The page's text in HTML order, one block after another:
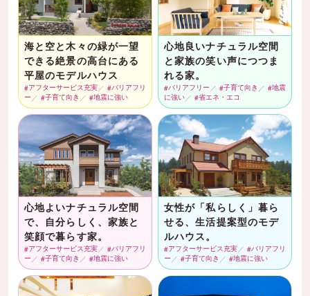
海と空と木々の緑が一望
できる絶景の高台にある
平屋のモデルハウス
アフターサービス充実
バリアフリ
ー
子育て向き 地震に強い
心地良いナチュラル空間
と家族の笑い声につつま
れる家。
バリアフリー 子育て向き
地震
に強い
省エネ・エコ
心地よいナチュラル空間
で、自分らしく、家族と
笑顔で暮らす家。
アフターサービス充実
バリアフリ
ー
子育て向き 地震に強い
女性が「私らしく」暮ら
せる、生活提案型のモデ
ルハウス。
アフターサービス充実
バリアフリ
ー
子育て向き 地震に強い